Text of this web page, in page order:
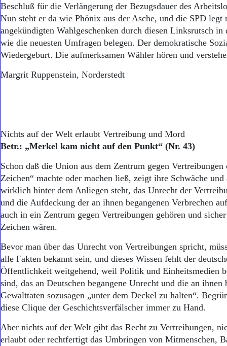
Beschluß für die Verlängerung der Bezugsdauer des
Nun steht er da wie Phönix aus der Asche, und die SPD legt
angekündigten Wahlgeschenken durch diesen Linksrutsch in
wie die neuesten Umfragen belegen. Der demokratische
Wiedergeburt. Die aufmerksamen Wähler hören und
Margrit Ruppenstein, Norderstedt
Nichts auf der Welt erlaubt Vertreibung und Mord
Betr.: „Merkel kam nicht auf den Punkt“ (Nr. 43)
Schon daß die Union aus dem Zentrum gegen Vertreibungen
Zeichen“ machte oder machen ließ, zeigt ihre Schwäche
wirklich hinter dem Anliegen steht, das Unrecht der
und die Aufdeckung der an ihnen begangenen Verbrechen
auch in ein Zentrum gegen Vertreibungen gehören und
Zeichen wären.
Bevor man über das Unrecht von Vertreibungen spricht,
alle Fakten bekannt sein, und dieses Wissen fehlt der
Öffentlichkeit weitgehend, weil Politik und Einheitsmedien
sind, das an Deutschen begangene Unrecht und die an ihnen
Gewalttaten sozusagen „unter dem Deckel zu halten“.
diese Clique der Geschichtsverfälscher immer zu Hand.
Aber nichts auf der Welt gibt das Recht zu Vertreibungen,
erlaubt oder rechtfertigt das Umbringen von Mitmenschen,